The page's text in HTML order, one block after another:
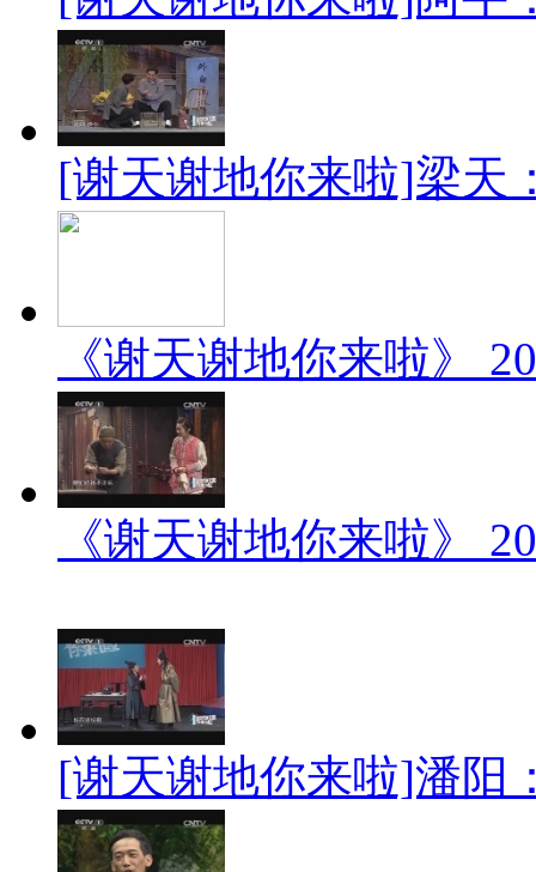
[谢天谢地你来啦]梁天
《谢天谢地你来啦》
《谢天谢地你来啦》
[谢天谢地你来啦]潘阳